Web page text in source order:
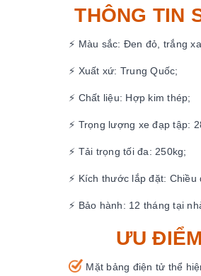
THÔNG TIN
⚡ Màu sắc: Đen đỏ, trắng
⚡ Xuất xứ: Trung Quốc;
⚡ Chất liệu: Hợp kim thép;
⚡ Trọng lượng xe đạp tập:
⚡ Tải trọng tối đa: 250kg;
⚡ Kích thước lắp đặt:
⚡ Bảo hành: 12 tháng tại
ƯU
Mặt bảng điện tử thể